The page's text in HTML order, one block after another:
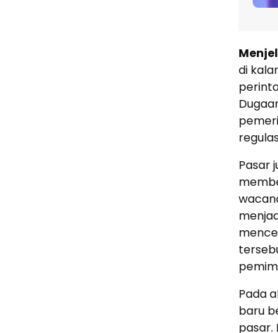
di
Pasar
Pada
baru
pasar.